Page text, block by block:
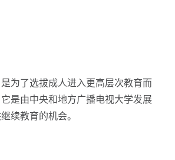
了选拔成人进入更高层次教育而
是由中央和地方广播电视大学发展
续教育的机会。